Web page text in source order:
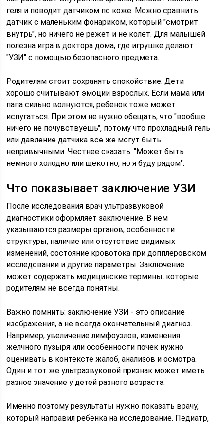
геля и поводит датчиком по коже. Можно сравнить
датчик с маленьким фонариком, который "смотрит
внутрь", но ничего не режет и не колет. Для малышей
полезна игра в доктора дома, где игрушке делают
"УЗИ" с помощью безопасного предмета.
Родителям стоит сохранять спокойствие. Дети
хорошо считывают эмоции взрослых. Если мама или
папа сильно волнуются, ребенок тоже может
испугаться. При этом не нужно обещать, что "вообще
ничего не почувствуешь", потому что прохладный гель
или давление датчика все же могут быть
непривычными. Честнее сказать: "Может быть
немного холодно или щекотно, но я буду рядом".
Что показывает заключение УЗИ
После исследования врач ультразвуковой
диагностики оформляет заключение. В нем
указываются размеры органов, особенности
структуры, наличие или отсутствие видимых
изменений, состояние кровотока при допплеровском
исследовании и другие параметры. Заключение
может содержать медицинские термины, которые
родителям не всегда понятны.
Важно помнить: заключение УЗИ - это описание
изображения, а не всегда окончательный диагноз.
Например, увеличение лимфоузлов, изменения
желчного пузыря или особенности почек нужно
оценивать в контексте жалоб, анализов и осмотра.
Один и тот же ультразвуковой признак может иметь
разное значение у детей разного возраста.
Именно поэтому результаты нужно показать врачу,
который направил ребенка на исследование. Педиатр,